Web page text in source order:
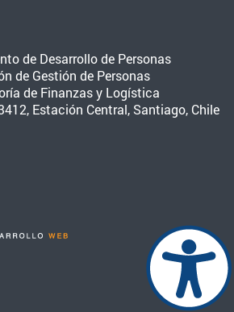
de Desarrollo de Personas
de Gestión de Personas
de Finanzas y Logística
Estación Central, Santiago, Chile